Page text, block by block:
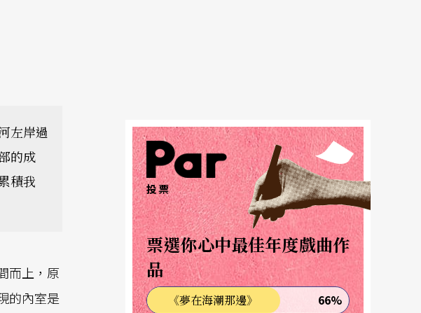
左岸過
的成
積我
而上，原
的內室是
投票
票選你心中最佳年度戲曲作
品
《夢在海潮那邊》 66%